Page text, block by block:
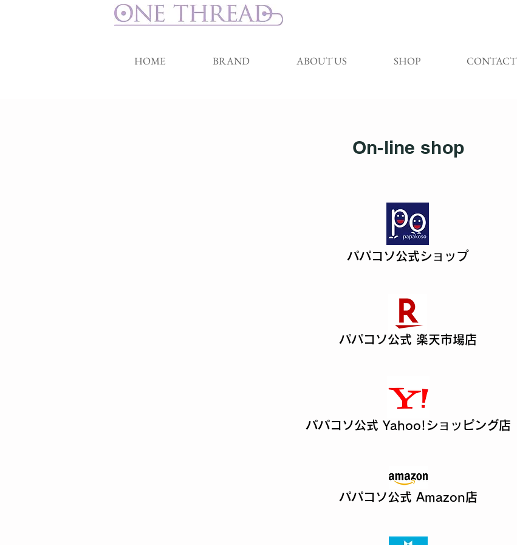
HOME BRAND ABOUT US SHOP CONTACT
On-line shop
​パパコソ公式ショップ
パパコソ公式 楽天市場店
パパコソ公式 Yahoo!ショッピング店
パパコソ公式 Amazon店